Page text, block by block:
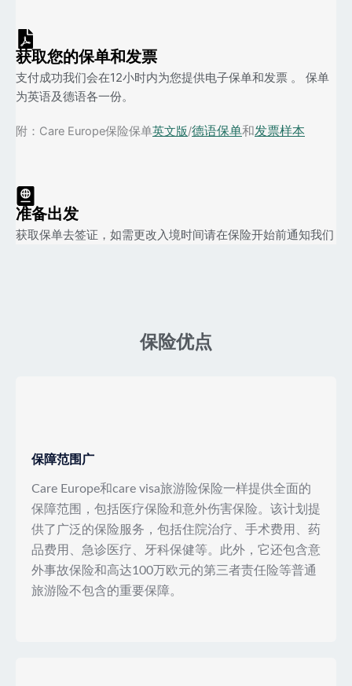
获取您的保单和发票
支付成功我们会在12小时内为您提供电子保单和发票 。 保单
为英语及德语各一份。
附：Care Europe保险保单英文版/德语保单和发票样本
准备出发
获取保单去签证，如需更改入境时间请在保险开始前通知我们
保险优点
保障范围广
Care Europe和care visa旅游险保险一样提供全面的
保障范围，包括医疗保险和意外伤害保险。该计划提
供了广泛的保险服务，包括住院治疗、手术费用、药
品费用、急诊医疗、牙科保健等。此外，它还包含意
外事故保险和高达100万欧元的第三者责任险等普通
旅游险不包含的重要保障。